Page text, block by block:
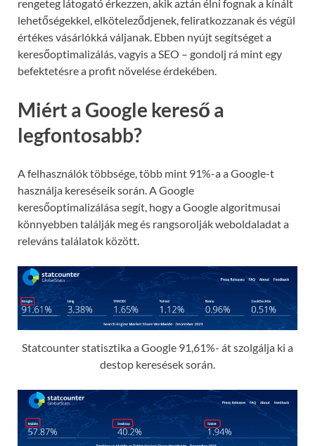
rengeteg látogató érkezzen, akik aztán élni fognak a kínált
lehetőségekkel, elköteleződjenek, feliratkozzanak és végül
értékes vásárlókká váljanak. Ebben nyújt segítséget a
keresőoptimalizálás, vagyis a SEO – gondolj rá mint egy
befektetésre a profit növelése érdekében.
Miért a Google kereső a
legfontosabb?
A felhasználók többsége, több mint 91%-a a Google-t
használja kereséseik során. A Google
keresőoptimalizálása segít, hogy a Google algoritmusai
könnyebben találják meg és rangsorolják weboldaladat a
releváns találatok között.
Statcounter statisztika a Google 91,61%- át szolgálja ki a
destop keresések során.